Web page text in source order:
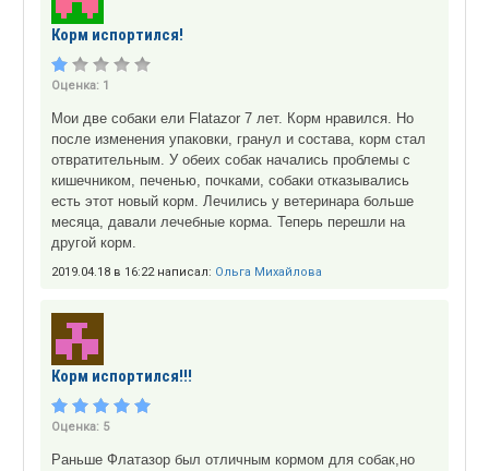
Корм испортился!
Оценка: 1
Мои две собаки ели Flatazor 7 лет. Корм нравился. Но
после изменения упаковки, гранул и состава, корм стал
отвратительным. У обеих собак начались проблемы с
кишечником, печенью, почками, собаки отказывались
есть этот новый корм. Лечились у ветеринара больше
месяца, давали лечебные корма. Теперь перешли на
другой корм.
2019.04.18 в 16:22 написал: Ольга Михайлова
Корм испортился!!!
Оценка: 5
Раньше Флатазор был отличным кормом для собак,но